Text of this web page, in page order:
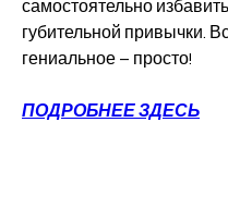
самостоятельно
губительной привычки.
гениальное – просто!
ПОДРОБНЕЕ ЗДЕСЬ